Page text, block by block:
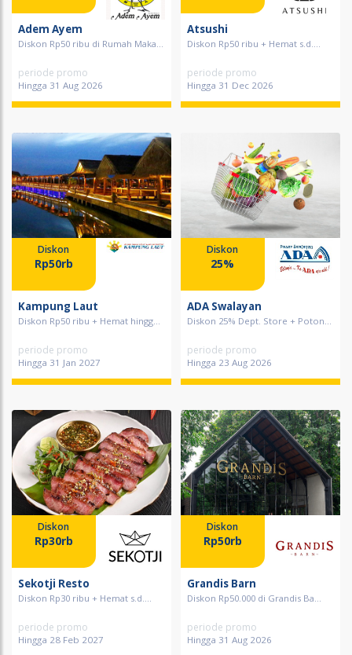
Adem Ayem
Diskon Rp50 ribu di Rumah Maka...
periode promo
Hingga 31 Aug 2026
Atsushi
Diskon Rp50 ribu + Hemat s.d....
periode promo
Hingga 31 Dec 2026
Diskon
Rp50rb
Kampung Laut
Diskon Rp50 ribu + Hemat hingg...
periode promo
Hingga 31 Jan 2027
Diskon
25%
ADA Swalayan
Diskon 25% Dept. Store + Poton...
periode promo
Hingga 23 Aug 2026
Diskon
Rp30rb
Sekotji Resto
Diskon Rp30 ribu + Hemat s.d....
periode promo
Hingga 28 Feb 2027
Diskon
Rp50rb
Grandis Barn
Diskon Rp50.000 di Grandis Ba...
periode promo
Hingga 31 Aug 2026